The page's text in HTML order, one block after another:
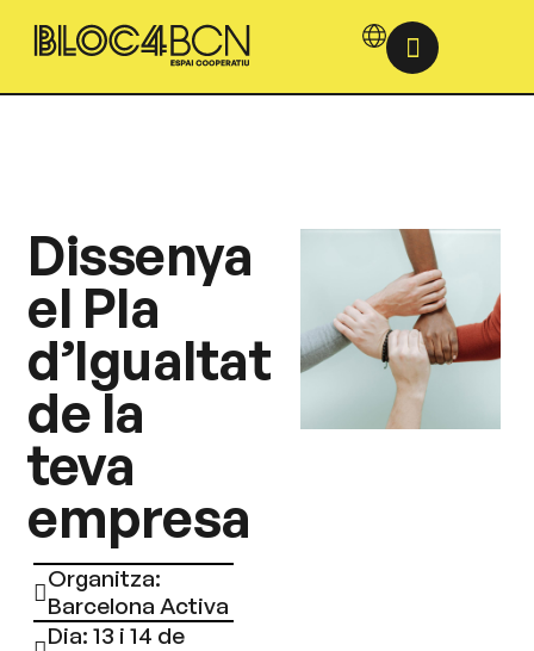
Dissenya
el Pla
d’Igualtat
de la
teva
empresa
Organitza:
Barcelona Activa
Dia: 13 i 14 de